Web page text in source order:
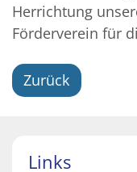
Herrichtung
Förderverein für
Zurück
Links